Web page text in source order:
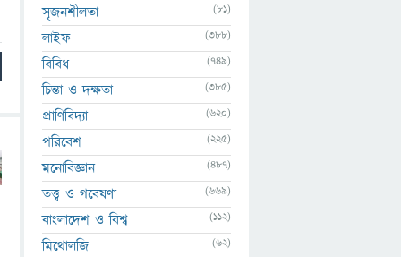
সৃজনশীলতা (81)
লাইফ (388)
বিবিধ (749)
চিন্তা ও দক্ষতা (385)
প্রাণিবিদ্যা (620)
পরিবেশ (225)
মনোবিজ্ঞান (487)
তত্ত্ব ও গবেষণা (669)
বাংলাদেশ ও বিশ্ব (112)
মিথোলজি (62)